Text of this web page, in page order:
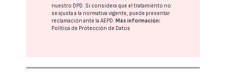
nuestro DPD. Si considera que el tratamiento no
se ajusta a la normativa vigente, puede presentar
reclamación ante laAEPD. Más información:
Política de Protección de Datos